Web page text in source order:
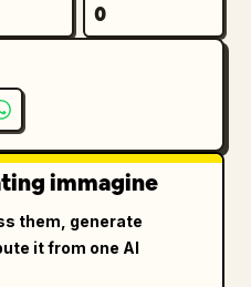
0
immagine
them, generate
it from one AI